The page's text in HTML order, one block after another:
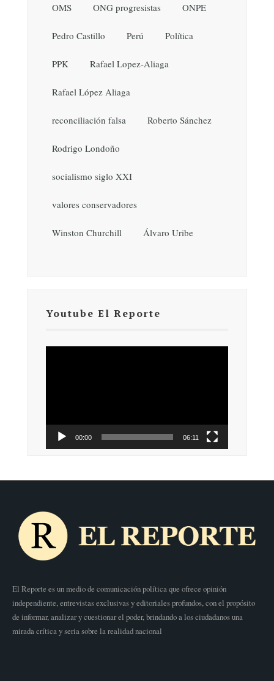
OMS ONG progresistas ONPE
Pedro Castillo Perú Política
PPK Rafael Lopez-Aliaga
Rafael López Aliaga
reconciliación falsa Roberto Sánchez
Rodrigo Londoño
socialismo siglo XXI
valores conservadores
Winston Churchill Álvaro Uribe
Youtube El Reporte
00:00 06:11
El Reporte es un medio de comunicación política que ofrece opinión
independiente, entrevistas exclusivas y editoriales profundos, con el propósito
de informar, analizar y cuestionar el poder, brindando a los ciudadanos una
mirada crítica y seria sobre la realidad nacional